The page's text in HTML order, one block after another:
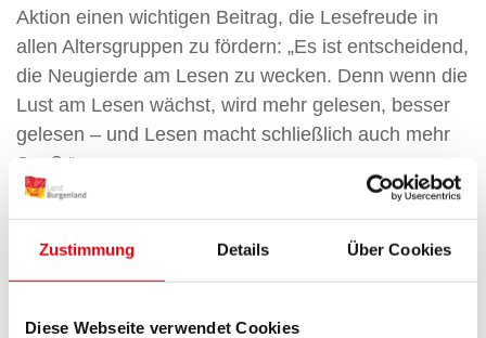
Zustimmung Details Über Cookies
Diese Webseite verwendet Cookies
Aktion einen wichtigen Beitrag, die Lesefreude in
allen Altersgruppen zu fördern: „Es ist entscheidend,
die Neugierde am Lesen zu wecken. Denn wenn die
Lust am Lesen wächst, wird mehr gelesen, besser
gelesen – und Lesen macht schließlich auch mehr
Spaß.“
Der BookCrossing-Termin im Südburgenland findet
am Mittwoch, 10. September, um 11 Uhr mit einem